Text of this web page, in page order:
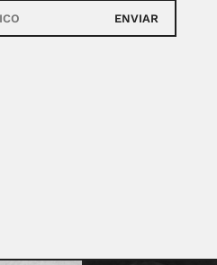
ENVIAR